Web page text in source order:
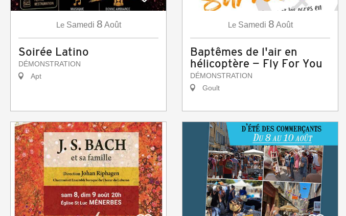
Le Samedi 8 Août
Soirée Latino
DÉMONSTRATION
Apt
Le Samedi 8 Août
Baptêmes de l'air en
hélicoptère — Fly For You
DÉMONSTRATION
Goult